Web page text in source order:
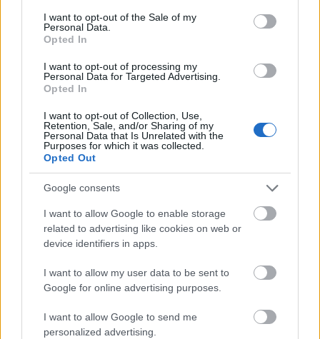
consent section.
I want to opt-out of the Sale of my
Personal Data.
Opted In
I want to opt-out of processing my
Personal Data for Targeted Advertising.
Opted In
I want to opt-out of Collection, Use,
Retention, Sale, and/or Sharing of my
Personal Data that Is Unrelated with the
Purposes for which it was collected.
Opted Out
Google consents
I want to allow Google to enable storage
related to advertising like cookies on web or
device identifiers in apps.
I want to allow my user data to be sent to
Google for online advertising purposes.
I want to allow Google to send me
personalized advertising.
derecho. Además de la baja del lesionado Areso, Nacho
Vidal no podrá estar en el partido tras recibir la quinta
Granada. Arrasate tendrá por tanto que inventarse una
solución de emergencia y esa puede ser Jonas Ramalho,
izquierdo o central en ese puesto.
Darko Brasanac (Osasuna): ¿vuelta de Kike Barja al
Arrasate tampoco podrá contar con Brasanac para jugar
ante el Sevilla por acumulación de amonestaciones. El
mediocentro balcánico fue titular en la última jornada,
desplazando al banquillo a Kike Barja. El canterano podría
Vinícius Júnior (Real Madrid): Hazard mantendrá la
Ancelotti no tendrá a su disposición a Vinícius Júnior para el